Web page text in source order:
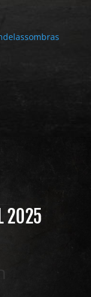
2025